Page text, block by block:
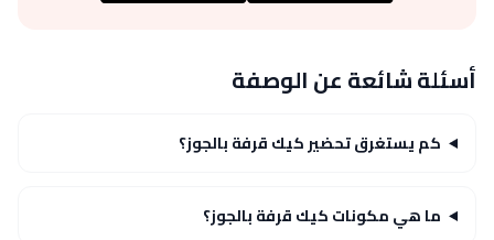
أسئلة شائعة عن الوصفة
كم يستغرق تحضير كيك قرفة بالجوز؟
ما هي مكونات كيك قرفة بالجوز؟